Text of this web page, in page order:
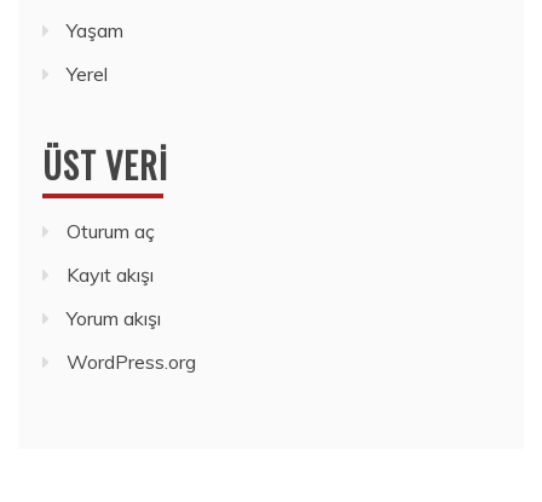
Yaşam
Yerel
ÜST VERI
Oturum aç
Kayıt akışı
Yorum akışı
WordPress.org